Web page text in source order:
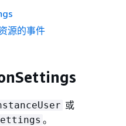
源的事件
或
。